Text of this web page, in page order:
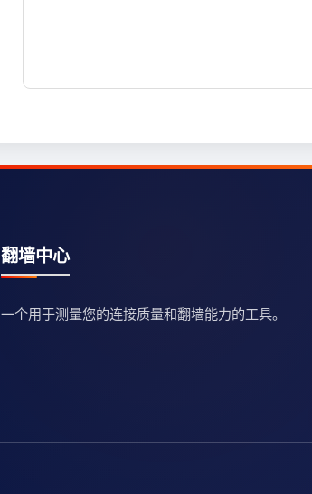
翻墙中心
一个用于测量您的连接质量和翻墙能力的工具。